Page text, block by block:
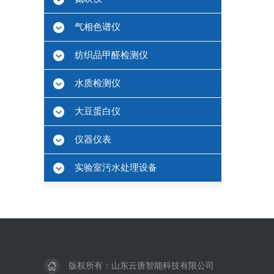
气相色谱仪
纺织品甲醛检测仪
水质检测仪
大豆蛋白仪
仪器仪表
实验室污水处理设备
版权所有：山东云唐智能科技有限公司